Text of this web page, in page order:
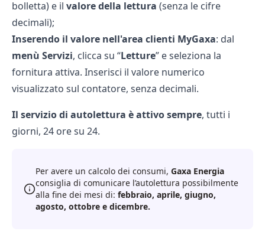
bolletta) e il valore della lettura (senza le cifre
decimali);
Inserendo il valore nell'area clienti MyGaxa: dal
menù Servizi, clicca su “Letture” e seleziona la
fornitura attiva. Inserisci il valore numerico
visualizzato sul contatore, senza decimali.
Il servizio di autolettura è attivo sempre, tutti i
giorni, 24 ore su 24.
Per avere un calcolo dei consumi, Gaxa Energia
consiglia di comunicare l’autolettura possibilmente
alla fine dei mesi di: febbraio, aprile, giugno,
agosto, ottobre e dicembre.